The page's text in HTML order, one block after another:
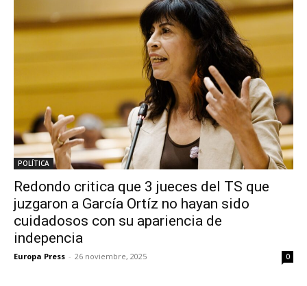
POLÍTICA
Redondo critica que 3 jueces del TS que
juzgaron a García Ortíz no hayan sido
cuidadosos con su apariencia de
indepencia
Europa Press - 26 noviembre, 2025 0